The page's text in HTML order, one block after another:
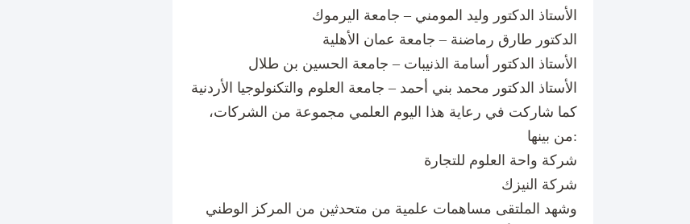
الأستاذ الدكتور وليد المومني – جامعة اليرموك
الدكتور طارق رماضنة – جامعة عمان الأهلية
الأستاذ الدكتور أسامة الذنيبات – جامعة الحسين بن طلال
الأستاذ الدكتور محمد بني أحمد – جامعة العلوم والتكنولوجيا الأردنية
كما شاركت في رعاية هذا اليوم العلمي مجموعة من الشركات،
من بينها:
شركة واحة العلوم للتجارة
شركة النيزك
وشهد الملتقى مساهمات علمية من متحدثين من المركز الوطني